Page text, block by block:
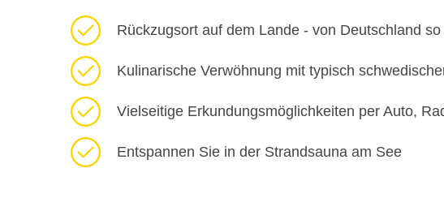
Rückzugsort auf dem Lande - von Deutschland so
Kulinarische Verwöhnung mit typisch
Vielseitige Erkundungsmöglichkeiten per Auto,
Entspannen Sie in der Strandsauna am See